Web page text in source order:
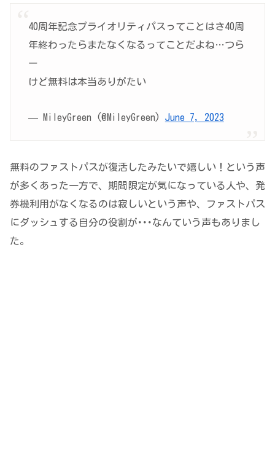
40周年記念プライオリティパスってことはさ40周
年終わったらまたなくなるってことだよね…つら
ー
けど無料は本当ありがたい
— MileyGreen (@MileyGreen) June 7, 2023
無料のファストパスが復活したみたいで嬉しい！という声
が多くあった一方で、期間限定が気になっている人や、発
券機利用がなくなるのは寂しいという声や、ファストパス
にダッシュする自分の役割が･･･なんていう声もありまし
た。